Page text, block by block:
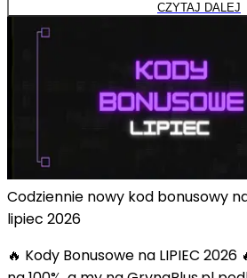
CZYTAJ DALEJ
Codziennie nowy kod bonusowy
lipiec 2026
🔥 Kody Bonusowe na LIPIEC